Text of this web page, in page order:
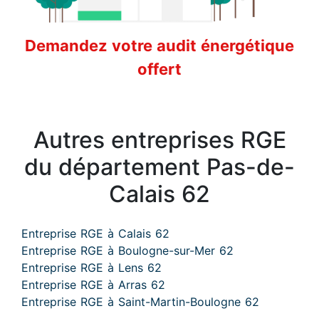
Demandez votre audit énergétique
offert
Autres entreprises RGE
du département Pas-de-
Calais 62
Entreprise RGE à Calais 62
Entreprise RGE à Boulogne-sur-Mer 62
Entreprise RGE à Lens 62
Entreprise RGE à Arras 62
Entreprise RGE à Saint-Martin-Boulogne 62